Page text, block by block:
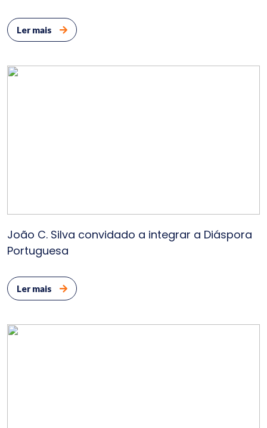
Ler mais
João C. Silva convidado a integrar a Diáspora
Portuguesa
Ler mais